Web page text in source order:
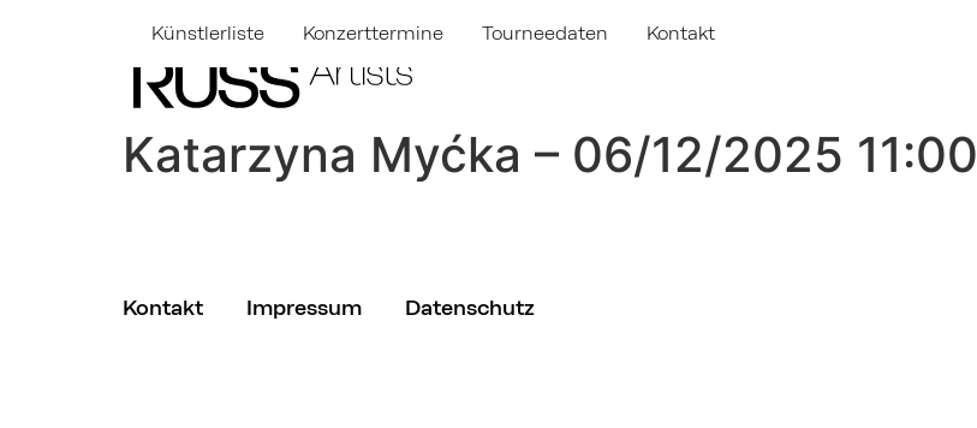
Künstlerliste Konzerttermine Tourneedaten Kontakt
Katarzyna Myćka – 06/12/2025 11:00
Kontakt Impressum Datenschutz